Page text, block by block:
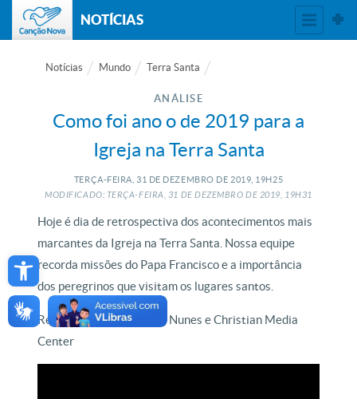
Open toolbar
NOTÍCIAS
Notícias Mundo Terra Santa
ANÁLISE
Como foi ano o de 2019 para a
Igreja na Terra Santa
TERÇA-FEIRA, 31 DE DEZEMBRO DE 2019, 19H25
MODIFICADO: TERÇA-FEIRA, 31 DEDEZEMBRO DE 2019, 19H31
Hoje é dia de retrospectiva dos acontecimentos mais
marcantes da Igreja na Terra Santa. Nossa equipe
recorda missões do Papa Francisco e a importância
dos peregrinos que visitam os lugares santos.
Reportagem de Lurdinha Nunes e Christian Media
Center